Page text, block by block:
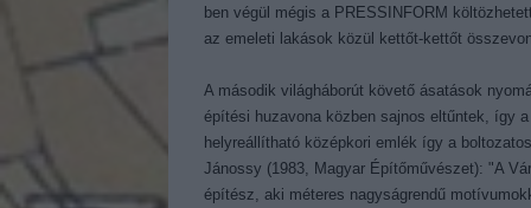
ben végül mégis a PRESSINFORM
az emeleti lakások közül kettőt-kettőt
A második világháborút követő ásatások
építési huzavona közben sajnos eltűntek, így
helyreállítható középkori emlék így a
Jánossy (1983, Magyar Építőművészet): "A
építész, aki méteres nagyságrendű